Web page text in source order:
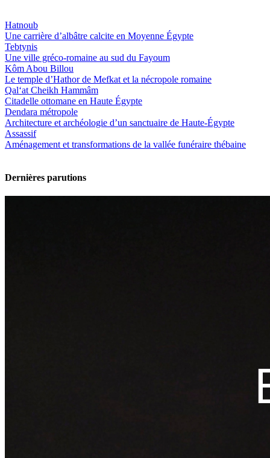
Hatnoub
Une carrière d’albâtre calcite en Moyenne Égypte
Tebtynis
Une ville gréco-romaine au sud du Fayoum
Kôm Abou Billou
Le temple d’Hathor de Mefkat et la nécropole romaine
Qal‘at Cheikh Hammâm
Citadelle ottomane en Haute Égypte
Dendara métropole
Architecture et archéologie d’un sanctuaire de Haute-Égypte
Assassif
Aménagement et transformations de la vallée funéraire thébaine
Dernières parutions